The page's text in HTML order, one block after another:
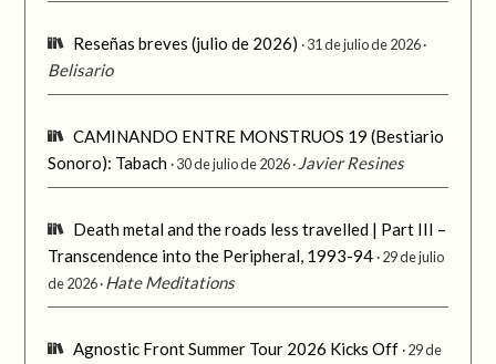
Reseñas breves (julio de 2026) 31 de julio de 2026
Belisario
CAMINANDO ENTRE MONSTRUOS 19 (Bestiario
Sonoro): Tabach 30 de julio de 2026 Javier Resines
Death metal and the roads less travelled | Part III –
Transcendence into the Peripheral, 1993-94 29 de julio
de 2026 Hate Meditations
Agnostic Front Summer Tour 2026 Kicks Off 29 de